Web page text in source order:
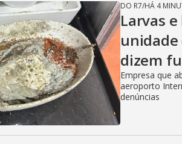
DO R7/HÁ 4
Larvas
unidade
dizem
Empresa que
aeroporto
denúncias